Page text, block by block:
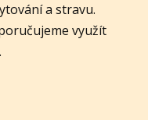
a stravu.
využít
.